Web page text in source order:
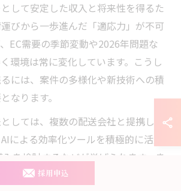
して安定した収入と将来性を得るた
びから一歩進んだ「適応力」が不可
EC需要の季節変動や2026年問題な
環境は常に変化しています。こうし
には、案件の多様化や新技術への積
なります。
しては、複数の配送会社と提携して
による効率化ツールを積極的に活用
入を検討するなどが挙げられます。ま
も柔軟に対応できるスケジュール管
採用申込